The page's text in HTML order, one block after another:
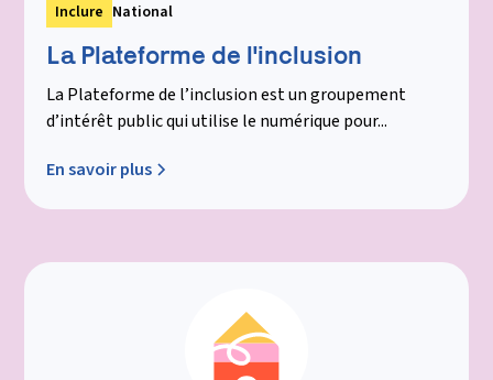
Inclure National
La Plateforme de l'inclusion
La Plateforme de l’inclusion est un groupement
d’intérêt public qui utilise le numérique pour...
En savoir plus